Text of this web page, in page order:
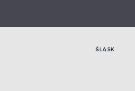
ŚLĄSK